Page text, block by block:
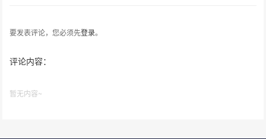
要发表评论，您必须先登录。
评论内容：
暂无内容~